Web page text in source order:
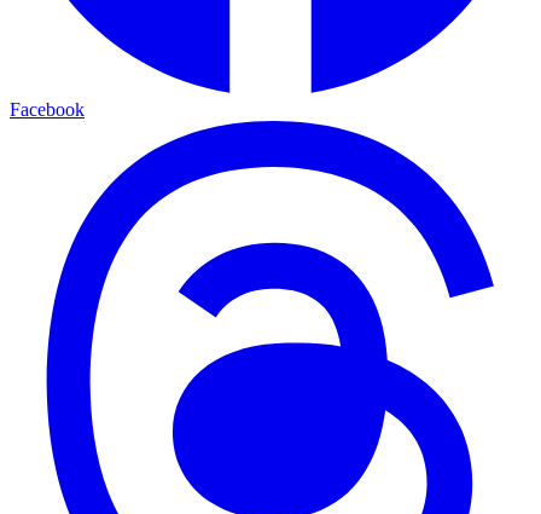
Facebook